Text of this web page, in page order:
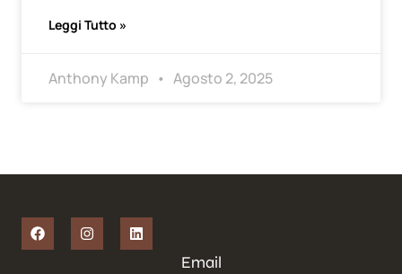
Leggi Tutto »
Anthony Kamp Agosto 2, 2025
Email